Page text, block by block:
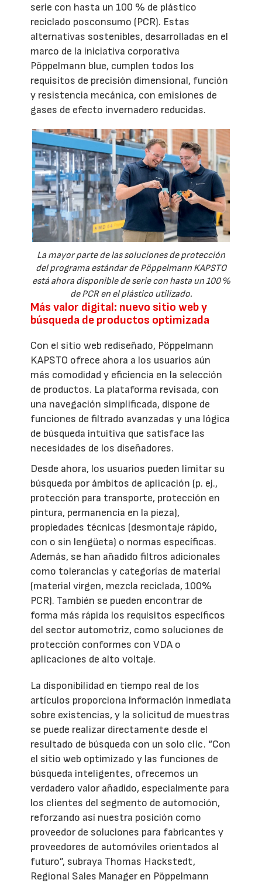
serie con hasta un 100 % de plástico
reciclado posconsumo (PCR). Estas
alternativas sostenibles, desarrolladas en el
marco de la iniciativa corporativa
Pöppelmann blue, cumplen todos los
requisitos de precisión dimensional, función
y resistencia mecánica, con emisiones de
gases de efecto invernadero reducidas.
La mayor parte de las soluciones de protección
del programa estándar de Pöppelmann KAPSTO
está ahora disponible de serie con hasta un 100 %
de PCR en el plástico utilizado.
Más valor digital: nuevo sitio web y
búsqueda de productos optimizada
Con el sitio web rediseñado, Pöppelmann
KAPSTO ofrece ahora a los usuarios aún
más comodidad y eficiencia en la selección
de productos. La plataforma revisada, con
una navegación simplificada, dispone de
funciones de filtrado avanzadas y una lógica
de búsqueda intuitiva que satisface las
necesidades de los diseñadores.
Desde ahora, los usuarios pueden limitar su
búsqueda por ámbitos de aplicación (p. ej.,
protección para transporte, protección en
pintura, permanencia en la pieza),
propiedades técnicas (desmontaje rápido,
con o sin lengüeta) o normas específicas.
Además, se han añadido filtros adicionales
como tolerancias y categorías de material
(material virgen, mezcla reciclada, 100%
PCR). También se pueden encontrar de
forma más rápida los requisitos específicos
del sector automotriz, como soluciones de
protección conformes con VDA o
aplicaciones de alto voltaje.
La disponibilidad en tiempo real de los
artículos proporciona información inmediata
sobre existencias, y la solicitud de muestras
se puede realizar directamente desde el
resultado de búsqueda con un solo clic. “Con
el sitio web optimizado y las funciones de
búsqueda inteligentes, ofrecemos un
verdadero valor añadido, especialmente para
los clientes del segmento de automoción,
reforzando así nuestra posición como
proveedor de soluciones para fabricantes y
proveedores de automóviles orientados al
futuro”, subraya Thomas Hackstedt,
Regional Sales Manager en Pöppelmann